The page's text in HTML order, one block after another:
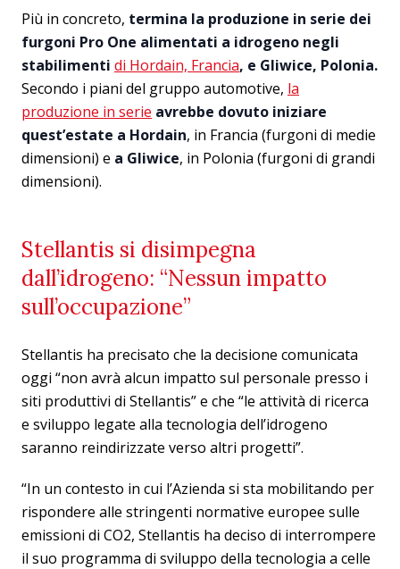
Più in concreto, termina la produzione in serie dei
furgoni Pro One alimentati a idrogeno negli
stabilimenti di Hordain, Francia, e Gliwice, Polonia.
Secondo i piani del gruppo automotive, la
produzione in serie avrebbe dovuto iniziare
quest’estate a Hordain, in Francia (furgoni di medie
dimensioni) e a Gliwice, in Polonia (furgoni di grandi
dimensioni).
Stellantis si disimpegna
dall’idrogeno: “Nessun impatto
sull’occupazione”
Stellantis ha precisato che la decisione comunicata
oggi “non avrà alcun impatto sul personale presso i
siti produttivi di Stellantis” e che “le attività di ricerca
e sviluppo legate alla tecnologia dell’idrogeno
saranno reindirizzate verso altri progetti”.
“In un contesto in cui l’Azienda si sta mobilitando per
rispondere alle stringenti normative europee sulle
emissioni di CO2, Stellantis ha deciso di interrompere
il suo programma di sviluppo della tecnologia a celle